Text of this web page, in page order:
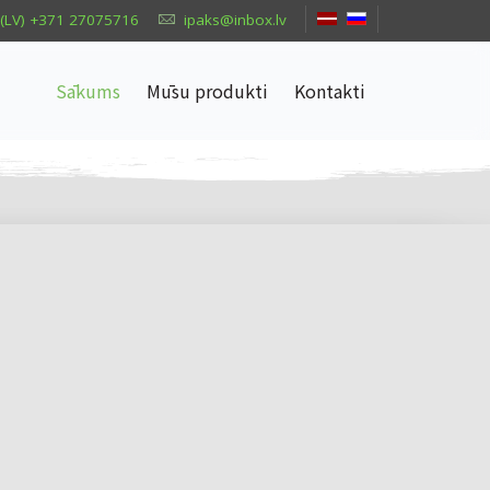
(LV) +371 27075716 ipaks@inbox.lv
Sākums Mūsu produkti Kontakti